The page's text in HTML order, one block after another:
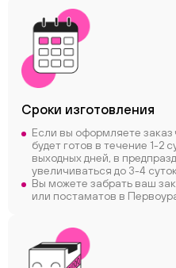
Сроки изготовления
Если вы оформляете заказ
будет готов в течение 1-2
выходных дней, в
увеличиваться до 3-4
Вы можете забрать ваш
или постаматов в